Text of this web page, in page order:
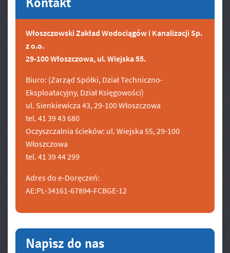
Włoszczowski Zakład Wodociągów i Kanalizacji Sp.
z o.o.
29-100 Włoszczowa, ul. Wiejska 55.
Biuro: (Zarząd Spółki, Dział Techniczno-
Eksploatacyjny, Dział Księgowości)
ul. Sienkiewicza 43, 29-100 Włoszczowa
tel. 41 39 43 680
Oczyszczalnia ścieków: ul. Wiejska 55, 29-100
Włoszczowa
tel. 41 39 44 299
Adres do e-Doręczeń:
AE:PL-34161-67894-FCBGE-12
Napisz do nas